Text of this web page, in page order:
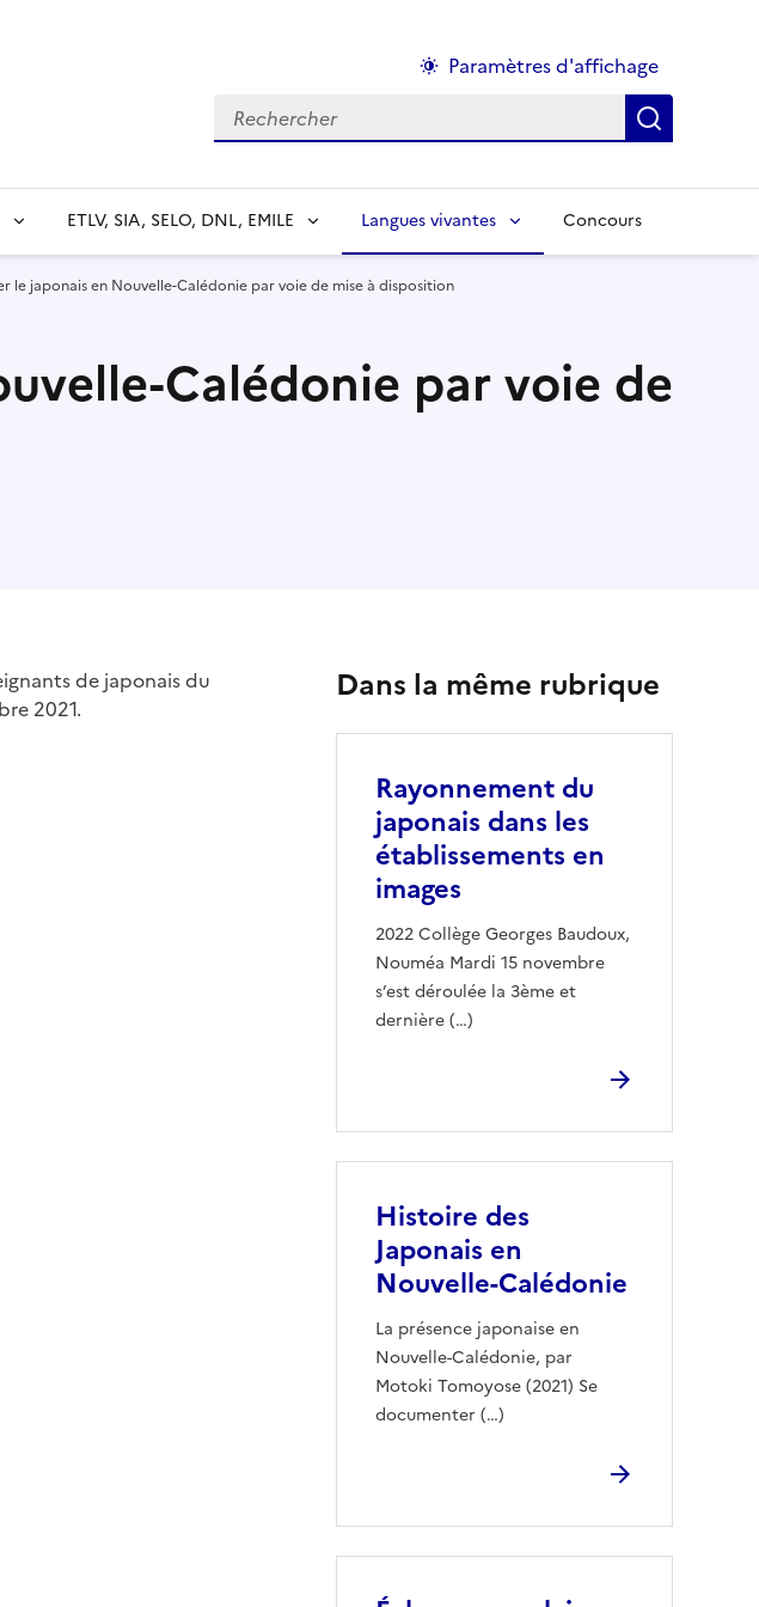
Paramètres d'affichage
Rechercher :
ETLV, SIA, SELO, DNL, EMILE Langues vivantes Concours
le japonais en Nouvelle-Calédonie par voie de mise à disposition
Calédonie par voie de
de japonais du
2021.
Dans la même rubrique
Rayonnement du
japonais dans les
établissements en
images
2022 Collège Georges Baudoux,
Nouméa Mardi 15 novembre
s’est déroulée la 3ème et
dernière (…)
Histoire des
Japonais en
Nouvelle-Calédonie
La présence japonaise en
Nouvelle-Calédonie, par
Motoki Tomoyose (2021) Se
documenter (…)